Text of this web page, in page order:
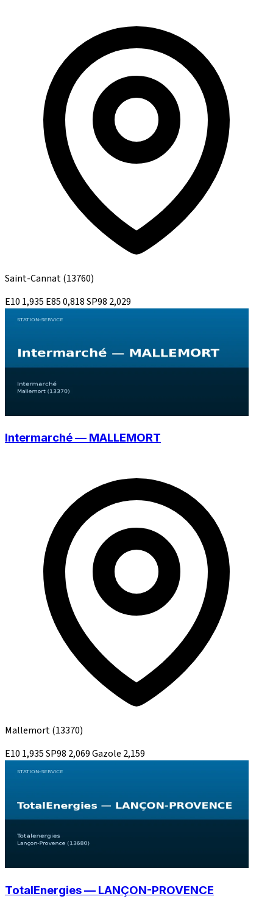
Saint-Cannat(13760)
E10 1,935 E850,818SP98 2,029
Intermarché — MALLEMORT
Mallemort(13370)
E10 1,935SP98 2,069Gazole 2,159
TotalEnergies — LANÇON-PROVENCE